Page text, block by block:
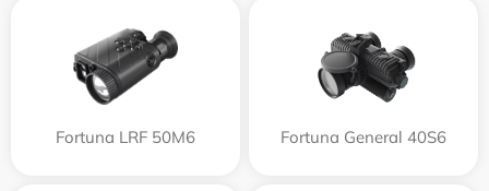
Fortuna LRF 50M6 Fortuna General 40S6